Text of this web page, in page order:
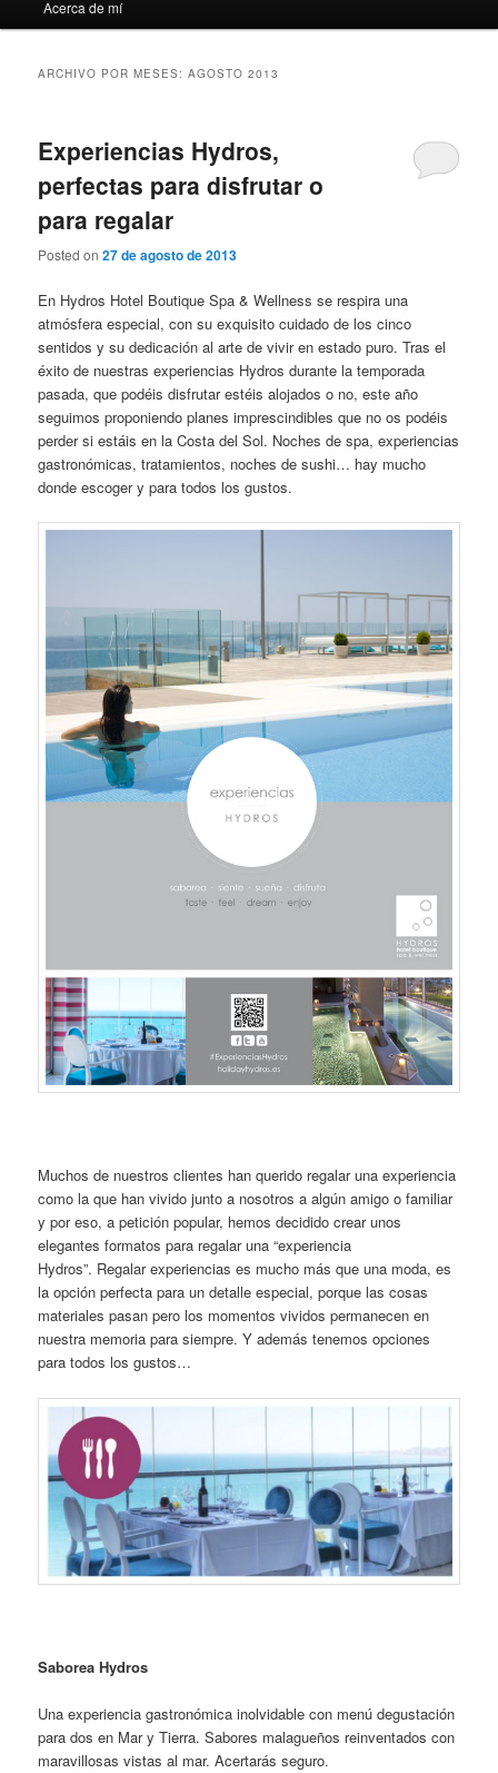
Acerca de mí
ARCHIVO POR MESES:AGOSTO 2013
Experiencias Hydros,
perfectas para disfrutar o
para regalar
Posted on27 de agosto de 2013
En Hydros Hotel Boutique Spa & Wellness se respira una
atmósfera especial, con su exquisito cuidado de los cinco
sentidos y su dedicación al arte de vivir en estado puro. Tras el
éxito de nuestras experiencias Hydros durante la temporada
pasada, que podéis disfrutar estéis alojados o no, este año
seguimos proponiendo planes imprescindibles que no os podéis
perder si estáis en la Costa del Sol. Noches de spa, experiencias
gastronómicas, tratamientos, noches de sushi… hay mucho
donde escoger y para todos los gustos.
Muchos de nuestros clientes han querido regalar una experiencia
como la que han vivido junto a nosotros a algún amigo o familiar
y por eso, a petición popular, hemos decidido crear unos
elegantes formatos para regalar una “experiencia
Hydros”. Regalar experiencias es mucho más que una moda, es
la opción perfecta para un detalle especial, porque las cosas
materiales pasan pero los momentos vividos permanecen en
nuestra memoria para siempre. Y además tenemos opciones
para todos los gustos…
Saborea Hydros
Una experiencia gastronómica inolvidable con menú degustación
para dos en Mar y Tierra. Sabores malagueños reinventados con
maravillosas vistas al mar. Acertarás seguro.